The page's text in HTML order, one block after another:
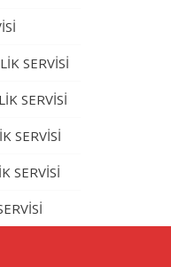
SERVİSİ
SERVİSİ
SERVİSİ
SERVİSİ